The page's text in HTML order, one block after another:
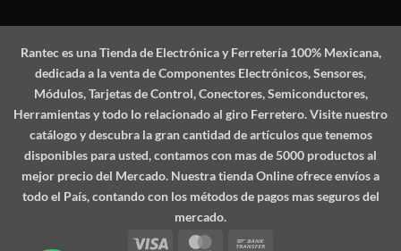
Ranteces una Tienda de Electrónica y Ferretería 100% Mexicana,
dedicada a la venta de Componentes Electrónicos, Sensores,
Módulos, Tarjetas de Control, Conectores, Semiconductores,
Herramientas y todo lo relacionado al giro Ferretero. Visite nuestro
catálogo y descubra la gran cantidad de artículos que tenemos
disponibles para usted, contamos con mas de 5000 productos al
mejor precio del Mercado. Nuestra tienda Online ofrece envíos a
todo el País, contando con los métodos de pagos mas seguros del
mercado.
Visa
MasterCard